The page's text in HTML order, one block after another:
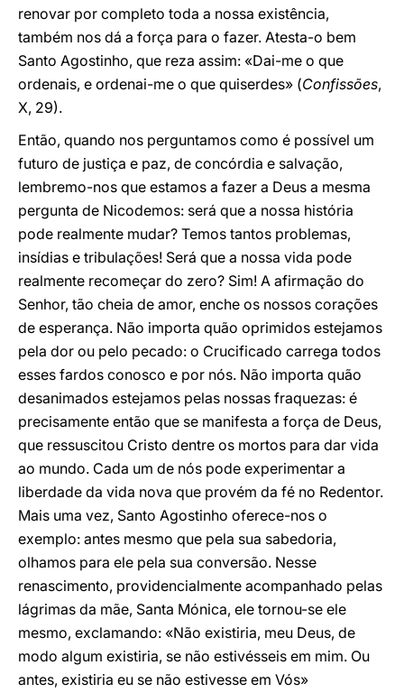
renovar por completo toda a nossa existência,
também nos dá a força para o fazer. Atesta-o bem
Santo Agostinho, que reza assim: «Dai-me o que
ordenais, e ordenai-me o que quiserdes» (Confissões,
X, 29).
Então, quando nos perguntamos como é possível um
futuro de justiça e paz, de concórdia e salvação,
lembremo-nos que estamos a fazer a Deus a mesma
pergunta de Nicodemos: será que a nossa história
pode realmente mudar? Temos tantos problemas,
insídias e tribulações! Será que a nossa vida pode
realmente recomeçar do zero? Sim! A afirmação do
Senhor, tão cheia de amor, enche os nossos corações
de esperança. Não importa quão oprimidos estejamos
pela dor ou pelo pecado: o Crucificado carrega todos
esses fardos conosco e por nós. Não importa quão
desanimados estejamos pelas nossas fraquezas: é
precisamente então que se manifesta a força de Deus,
que ressuscitou Cristo dentre os mortos para dar vida
ao mundo. Cada um de nós pode experimentar a
liberdade da vida nova que provém da fé no Redentor.
Mais uma vez, Santo Agostinho oferece-nos o
exemplo: antes mesmo que pela sua sabedoria,
olhamos para ele pela sua conversão. Nesse
renascimento, providencialmente acompanhado pelas
lágrimas da mãe, Santa Mónica, ele tornou-se ele
mesmo, exclamando: «Não existiria, meu Deus, de
modo algum existiria, se não estivésseis em mim. Ou
antes, existiria eu se não estivesse em Vós»